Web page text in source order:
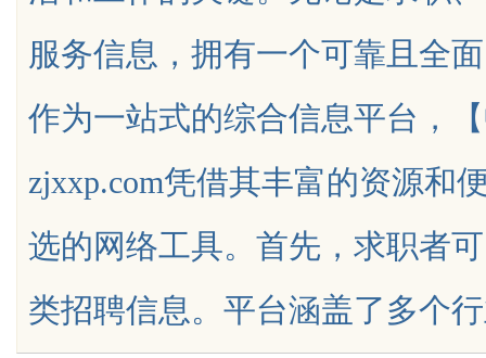
uz服务信息，拥有一个可靠且全
作为一站式的综合信息平台，
zjxxp.com凭借其丰富的资源和
选的网络工具。首先，求职者
类招聘信息。平台涵盖了多个